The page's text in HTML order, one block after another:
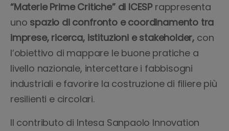
“Materie Prime Critiche” di ICESPrappresenta
uno spazio di confronto e coordinamento tra
imprese, ricerca, istituzioni e stakeholder, con
l’obiettivo di mappare le buone pratiche a
livello nazionale, intercettare i fabbisogni
industriali e favorire la costruzione di filiere più
resilienti e circolari.
Il contributo di Intesa Sanpaolo Innovation